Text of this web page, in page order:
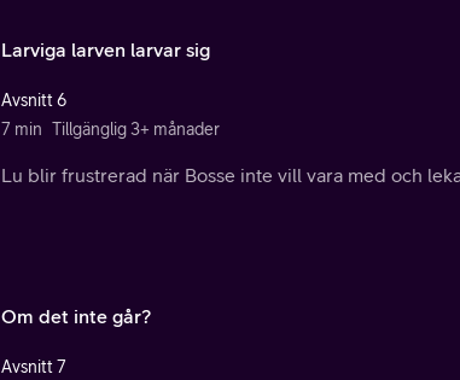
Larviga larven larvar sig
Avsnitt 6
7 min Tillgänglig 3+ månader
Lu blir frustrerad när Bosse inte vill vara med och
Om det inte går?
Avsnitt 7